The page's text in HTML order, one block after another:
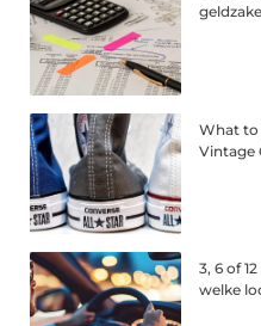
What to
Vintage
3, 6 of
welke